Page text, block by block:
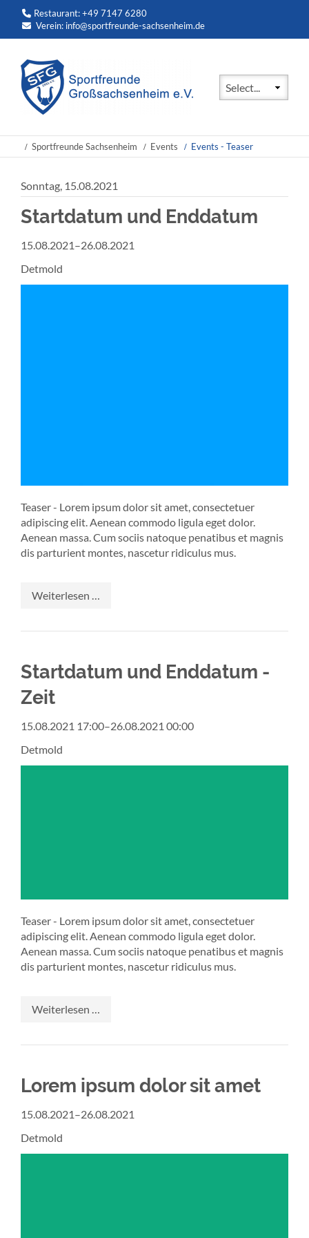
Restaurant: +49 7147 6280
Verein: info@sportfreunde-sachsenheim.de
Sportfreunde Sachsenheim Events Events - Teaser
Sonntag, 15.08.2021
Startdatum und Enddatum
15.08.2021–26.08.2021
Detmold
Teaser - Lorem ipsum dolor sit amet, consectetuer
adipiscing elit. Aenean commodo ligula eget dolor.
Aenean massa. Cum sociis natoque penatibus et magnis
dis parturient montes, nascetur ridiculus mus.
Weiterlesen …
Startdatum und Enddatum -
Zeit
15.08.2021 17:00–26.08.2021 00:00
Detmold
Teaser - Lorem ipsum dolor sit amet, consectetuer
adipiscing elit. Aenean commodo ligula eget dolor.
Aenean massa. Cum sociis natoque penatibus et magnis
dis parturient montes, nascetur ridiculus mus.
Weiterlesen …
Lorem ipsum dolor sit amet
15.08.2021–26.08.2021
Detmold